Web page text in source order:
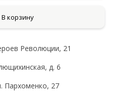
В корзину
Общий
Сывороточное железо,
Пролактин, ЛГ, ФСГ, ОАК.
Революции, 21
д. 6
Пархоменко, 27